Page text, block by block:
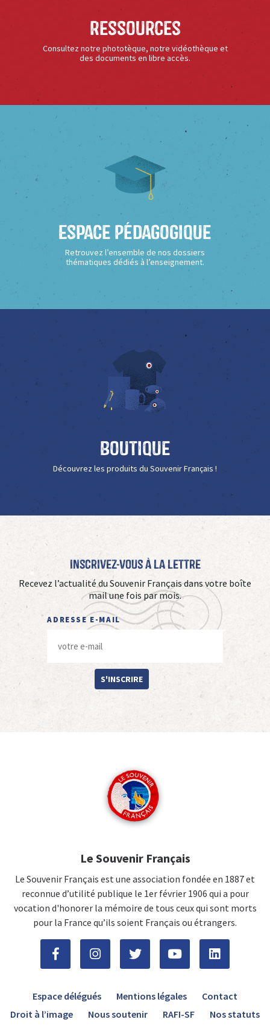
Ressources
Consultez notre phototèque, notre vidéothèque et
des documents en libre accès.
Espace Pédagogique
Retrouvez l’ensemble de nos dossiers
thématiques dédiés à l’enseignement.
Boutique
Découvrez les produits du Souvenir Français !
Inscrivez-vous à La Lettre
Recevez l’actualité du Souvenir Français dans votre boîte
mail une fois par mois.
ADRESSE E-MAIL
S'INSCRIRE
Le Souvenir Français
Le Souvenir Français est une association fondée en 1887 et
reconnue d’utilité publique le 1er février 1906 qui a pour
vocation d'honorer la mémoire de tous ceux qui sont morts
pour la France qu’ils soient Français ou étrangers.
Espace délégués Mentions légales
Contact
Droit à l’image
Nous soutenir RAFI-SF Nos statuts